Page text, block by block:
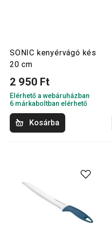
SONIC kenyérvágó kés
20 cm
2 950 Ft
Elérhető a webáruházban
6 márkaboltban elérhető
Kosárba